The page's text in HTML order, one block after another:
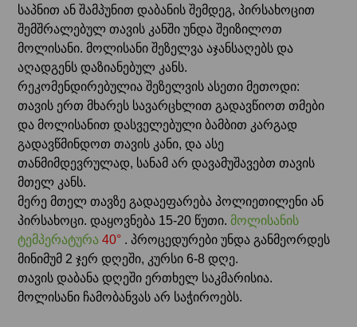
საპნით ან შამპუნით დაბანის შემდეგ, პირსახოცით
შემშრალებულ თავის კანში უნდა შეიზილოთ
მოლისანი. მოლისანი შეზელვა აჯანსაღებს და
აღადგენს დაზიანებულ კანს.
რეკომენდირებულია შეზელვის ასეთი მეთოდი:
თავის ერთ მხარეს სავარცხლით გადავწიოთ თმები
და მოლისანით დასველებული ბამბით კარგად
გადავწმინდოთ თავის კანი, და ასე
თანმიმდევრულად, სანამ არ დავამუშავებთ თავის
მთელ კანს.
მერე მთელ თავზე გადაეფარება პოლიეთილენი ან
პირსახოცი. დაყოვნება 15-20 წუთი. მოლისანის
ტემპერატურა 40° . პროცედურები უნდა განმეორდეს
მინიმუმ 2 ჯერ დღეში, კურსი 6-8 დღე.
თავის დაბანა დღეში ერთხელ საკმარისია.
მოლისანი ჩამობანვას არ საჭიროებს.